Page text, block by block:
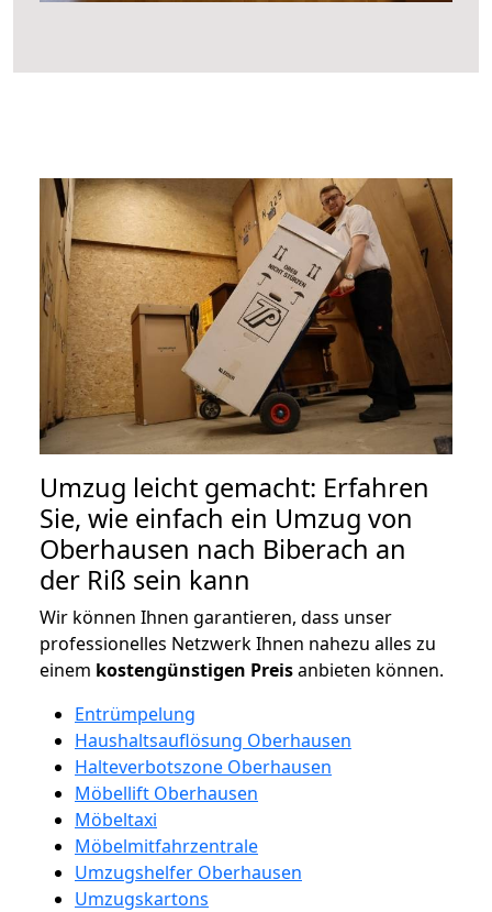
Umzug leicht gemacht: Erfahren
Sie, wie einfach ein Umzug von
Oberhausen nach Biberach an
der Riß sein kann
Wir können Ihnen garantieren, dass unser
professionelles Netzwerk Ihnen nahezu alles zu
einem kostengünstigen Preisanbieten können.
Entrümpelung
Haushaltsauflösung Oberhausen
Halteverbotszone Oberhausen
Möbellift Oberhausen
Möbeltaxi
Möbelmitfahrzentrale
Umzugshelfer Oberhausen
Umzugskartons